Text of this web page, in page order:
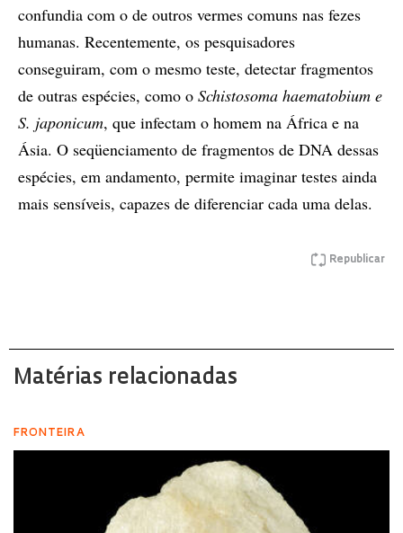
confundia com o de outros vermes comuns nas fezes
humanas. Recentemente, os pesquisadores
conseguiram, com o mesmo teste, detectar fragmentos
de outras espécies, como o Schistosoma haematobium e
S. japonicum, que infectam o homem na África e na
Ásia. O seqüenciamento de fragmentos de DNA dessas
espécies, em andamento, permite imaginar testes ainda
mais sensíveis, capazes de diferenciar cada uma delas.
Republicar